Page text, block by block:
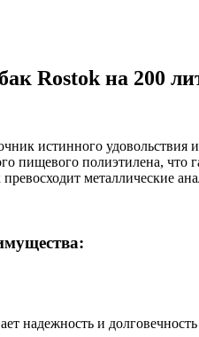
Rostok на 200
истинного
пищевого полиэтилена,
металлические
надежность и